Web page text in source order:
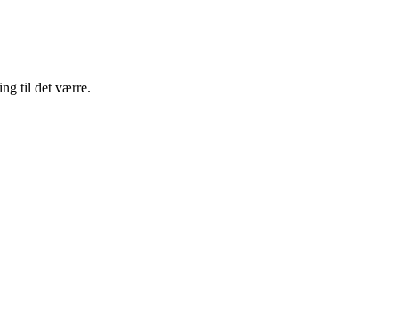
til det værre.